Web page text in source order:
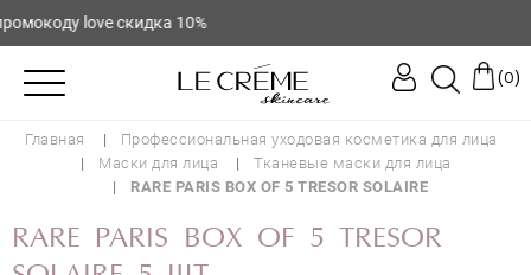
love скидка 10%
(0)
Главная
Профессиональная уходовая косметика для лица
Маски для лица
Тканевые маски для лица
RARE PARIS BOX OF 5 TRESOR SOLAIRE
RARE PARIS BOX OF 5 TRESOR